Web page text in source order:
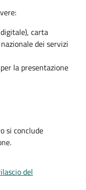
carta
dei servizi
la presentazione
si conclude
del